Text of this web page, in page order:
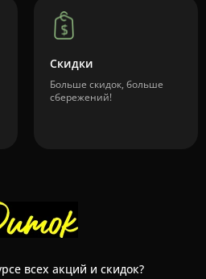
Скидки
Больше скидок, больше
сбережений!
всех акций и скидок?